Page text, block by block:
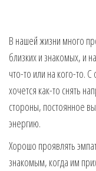
В нашей жизни много
близких и знакомых, и
что-то или на кого-то.
хочется как-то снять
стороны, постоянное
энергию.
Хорошо проявлять
знакомым, когда им